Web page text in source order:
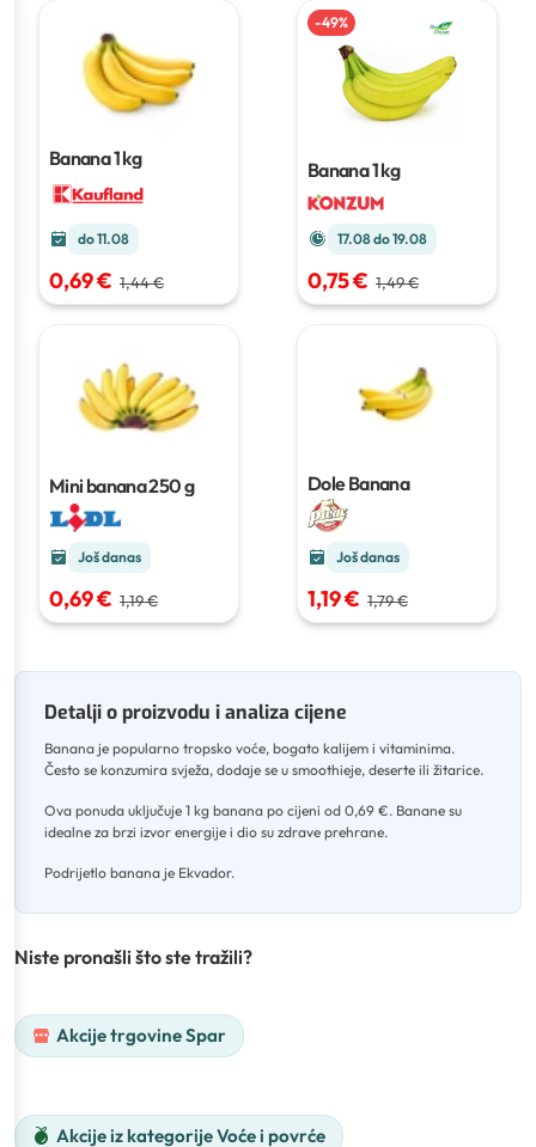
Banana1 kg
do 11.08
0,69 € 1,44 €
-49%
Banana1 kg
17.08 do 19.08
0,75 € 1,49 €
Mini banana250 g
Još danas
0,69 € 1,19 €
Dole Banana
Još danas
1,19 € 1,79 €
Detalji o proizvodu i analiza cijene
Banana je popularno tropsko voće, bogato kalijem i vitaminima.
Često se konzumira svježa, dodaje se u smoothieje, deserte ili žitarice.
Ova ponuda uključuje 1 kg banana po cijeni od 0,69 €. Banane su
idealne za brzi izvor energije i dio su zdrave prehrane.
Podrijetlo banana je Ekvador.
Niste pronašli što ste tražili?
Akcije trgovine Spar
Akcije iz kategorije Voće i povrće